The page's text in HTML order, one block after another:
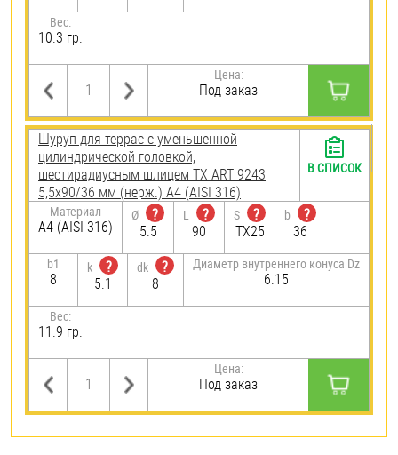
Вес:
10.3 гр.
Цена:
Под заказ
Шуруп для террас с уменьшенной
цилиндрической головкой,
шестирадиусным шлицем TX ART 9243
5,5х90/36 мм (нерж.) A4 (AISI 316)
Материал
A4 (AISI 316)
Ø
?
5.5
L
?
90
S
?
TX25
b
?
36
b1
8
k
?
5.1
dk
?
8
Диаметр внутреннего конуса Dz
6.15
Вес:
11.9 гр.
Цена:
Под заказ
В СПИСОК